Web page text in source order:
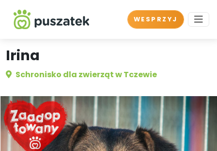
WESPRZYJ
Irina
Schronisko dla zwierząt w Tczewie